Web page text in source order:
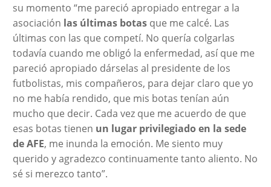
su momento “me pareció apropiado entregar a la
asociación las últimas botasque me calcé. Las
últimas con las que competí. No quería colgarlas
todavía cuando me obligó la enfermedad, así que me
pareció apropiado dárselas al presidente de los
futbolistas, mis compañeros, para dejar claro que yo
no me había rendido, que mis botas tenían aún
mucho que decir. Cada vez que me acuerdo de que
esas botas tienen un lugar privilegiado en la sede
de AFE, me inunda la emoción. Me siento muy
querido y agradezco continuamente tanto aliento. No
sé si merezco tanto”.